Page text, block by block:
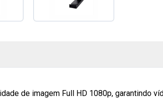
de imagem Full HD 1080p, garantindo